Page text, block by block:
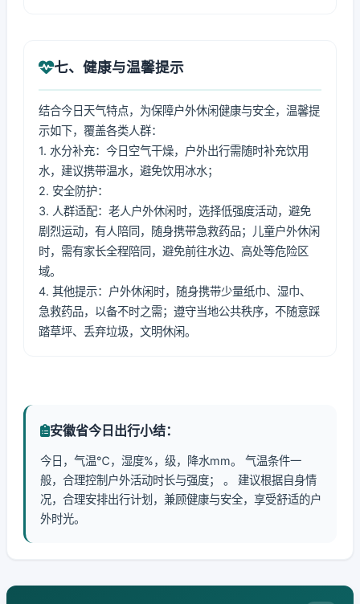
七、健康与温馨提示
结合今日天气特点，为保障户外休闲健康与安全，温馨提
示如下，覆盖各类人群：
1. 水分补充：今日空气干燥，户外出行需随时补充饮用
水，建议携带温水，避免饮用冰水；
2. 安全防护：
3. 人群适配：老人户外休闲时，选择低强度活动，避免
剧烈运动，有人陪同，随身携带急救药品；儿童户外休闲
时，需有家长全程陪同，避免前往水边、高处等危险区
域。
4. 其他提示：户外休闲时，随身携带少量纸巾、湿巾、
急救药品，以备不时之需；遵守当地公共秩序，不随意踩
踏草坪、丢弃垃圾，文明休闲。
安徽省今日出行小结：
今日，气温℃，湿度%，级，降水mm。 气温条件一
般，合理控制户外活动时长与强度； 。 建议根据自身情
况，合理安排出行计划，兼顾健康与安全，享受舒适的户
外时光。